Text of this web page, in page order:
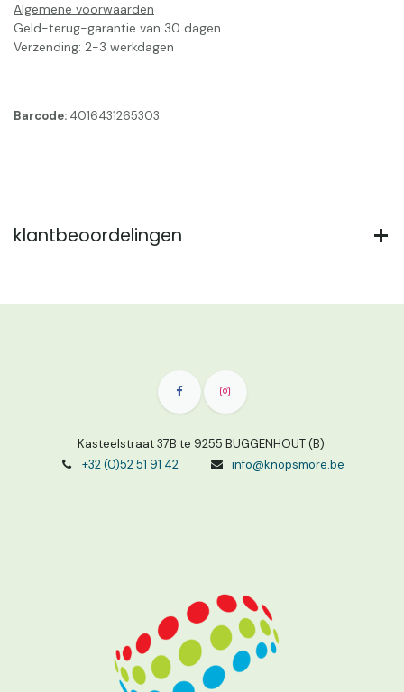
Algemene voorwaarden
Geld-terug-garantie van 30 dagen
Verzending: 2-3 werkdagen
Barcode: 4016431265303
klantbeoordelingen
Kasteelstraat 37B te 9255 BUGGENHOUT (B)
+32 (0)52 51 91 42
info@knopsmore.be